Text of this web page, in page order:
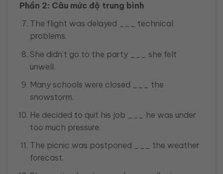
Phần 2: Câu mức độ trung bình
The flight was delayed ___ technical
problems.
She didn’t go to the party ___ she felt
unwell.
Many schools were closed ___ the
snowstorm.
He decided to quit his job ___ he was under
too much pressure.
The picnic was postponed ___ the weather
forecast.